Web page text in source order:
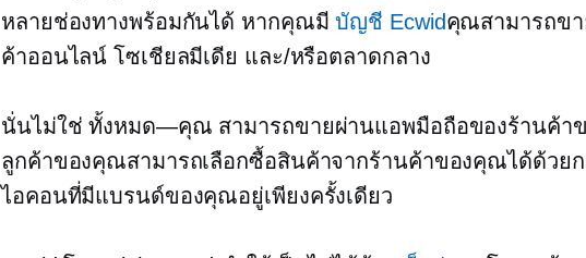
หลายช่องทางพร้อมกันได้ หากคุณมีบัญชี Ecwidคุณสามารถข
ค้าออนไลน์ โซเชียลมีเดีย และ/หรือตลาดกลาง
นั่นไม่ใช่ทั้งหมด—คุณ สามารถขายผ่านแอพมือถือของร้านค้า
ลูกค้าของคุณสามารถเลือกซื้อสินค้าจากร้านค้าของคุณได้ด้วยก
ไอคอนที่มีแบรนด์ของคุณอยู่เพียงครั้งเดียว